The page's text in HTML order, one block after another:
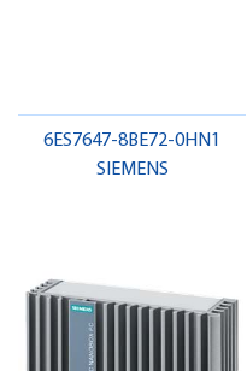
6ES7647-8BE72-0HN1
SIEMENS